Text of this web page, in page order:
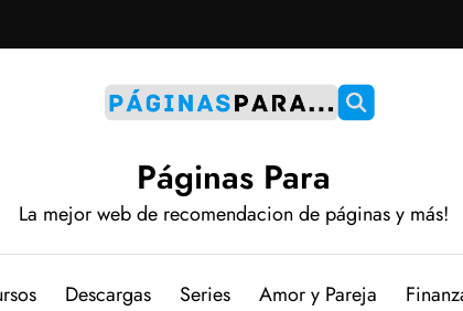
Páginas Para
La mejor web de recomendacion de páginas y más!
Descargas Series Amor y Pareja